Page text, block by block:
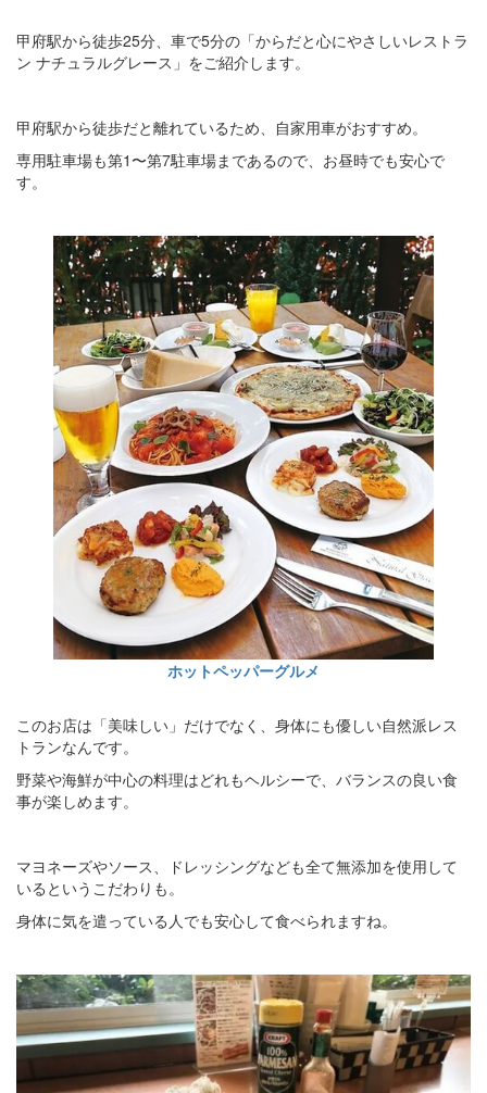
甲府駅から徒歩25分、車で5分の「からだと心にやさしいレストラ
ン ナチュラルグレース」をご紹介します。
甲府駅から徒歩だと離れているため、自家用車がおすすめ。
専用駐車場も第1〜第7駐車場まであるので、お昼時でも安心で
す。
ホットペッパーグルメ
このお店は「美味しい」だけでなく、身体にも優しい自然派レス
トランなんです。
野菜や海鮮が中心の料理はどれもヘルシーで、バランスの良い食
事が楽しめます。
マヨネーズやソース、ドレッシングなども全て無添加を使用して
いるというこだわりも。
身体に気を遣っている人でも安心して食べられますね。